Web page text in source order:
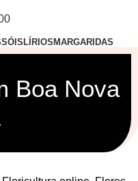
LÍRIOS MARGARIDAS
ARRANJOESPECIAIS
Boa Nova